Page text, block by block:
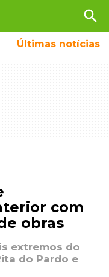
search
Últimas notícias
com
obras
extremos do
do Pardo e